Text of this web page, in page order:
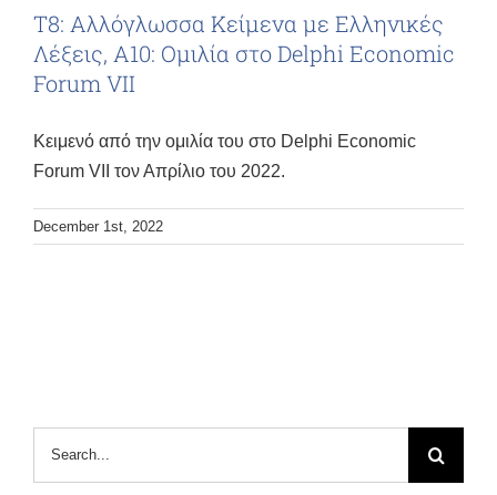
Τ8: Αλλόγλωσσα Κείμενα με Ελληνικές
Λέξεις, Α10: Ομιλία στο Delphi Economic
Forum VII
Κειμενό από την ομιλία του στο Delphi Economic
Forum VII τον Απρίλιο του 2022.
December 1st, 2022